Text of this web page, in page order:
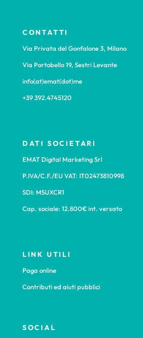
CONTATTI
Via Privata del Gonfalone 3, Milano
Via Portobello 19, Sestri Levante
info(at)emat(dot)me
+39 392.4745120
DATI SOCIETARI
EMAT Digital Marketing Srl
P.IVA/C.F./EU VAT: IT02473810998
SDI: M5UXCR1
Cap. sociale: 12.800€ int. versato
LINK UTILI
Paga online
Contributi ed aiuti pubblici
SOCIAL